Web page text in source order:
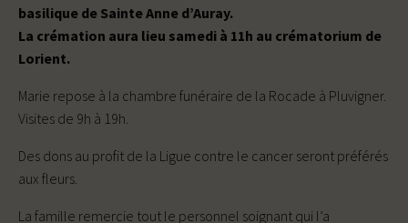
basilique de Sainte Anne d’Auray.
La crémation aura lieu samedi à 11h au crématorium de
Lorient.
Marie repose à la chambre funéraire de la Rocade à Pluvigner.
Visites de 9h à 19h.
Des dons au profit de la Ligue contre le cancer seront préférés
aux fleurs.
La famille remercie tout le personnel soignant qui l’a